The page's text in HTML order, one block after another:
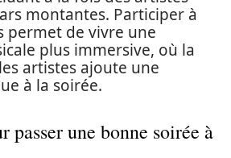
montantes. Participer à
permet de vivre une
plus immersive, où la
artistes ajoute une
à la soirée.
passer une bonne soirée à